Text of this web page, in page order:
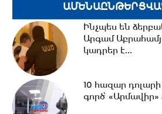
14:06 -Կասեցվել
հացի
13:30 -
«Առինջ
բացահայտվել է
թաքցված
Ինչպես են
Արգամ
կադրեր է...
10 հազար
գործ՝ «Արմավիր»